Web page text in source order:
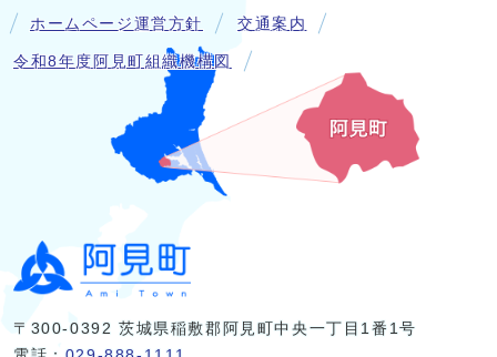
ホームページ運営方針 交通案内
令和8年度阿見町組織機構図
〒300-0392 茨城県稲敷郡阿見町中央一丁目1番1号